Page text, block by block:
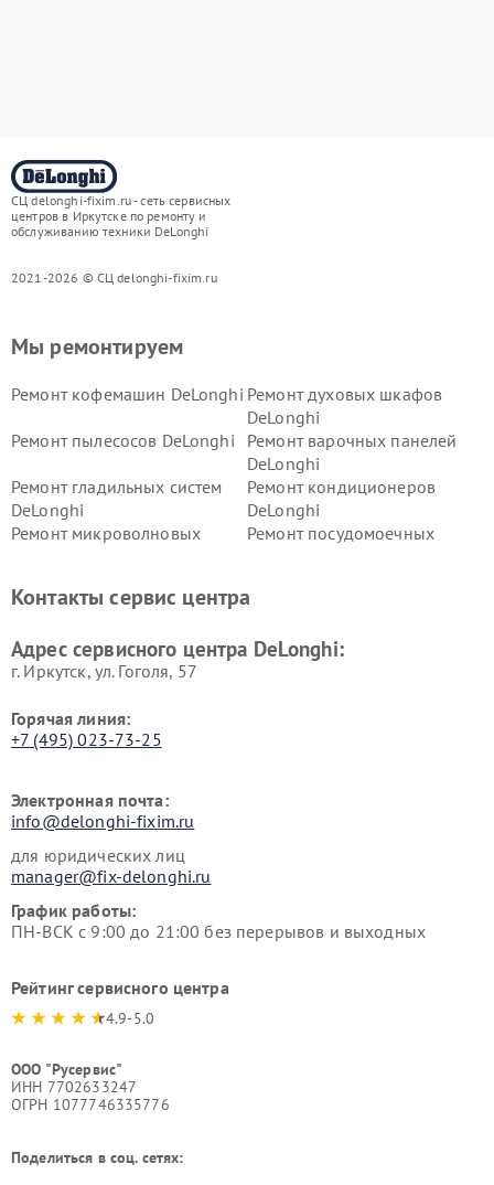
СЦ delonghi-fixim.ru - сеть сервисных
центров в Иркутске по ремонту и
обслуживанию техники DeLonghi
2021-2026 © СЦ delonghi-fixim.ru
Мы ремонтируем
Ремонт кофемашин DeLonghi Ремонт духовых шкафов
DeLonghi
Ремонт пылесосов DeLonghi
Ремонт варочных панелей
DeLonghi
Ремонт гладильных систем
DeLonghi
Ремонт кондиционеров
DeLonghi
Ремонт микроволновых
Ремонт посудомоечных
DeLonghi
DeLonghi
Контакты сервис центра
Адрес сервисного центра DeLonghi:
г. Иркутск, ул. ​Гоголя, 57
Горячая линия:
+7 (495) 023-73-25
Электронная почта:
info@delonghi-fixim.ru
для юридических лиц
manager@fix-delonghi.ru
График работы:
ПН-ВСК с 9:00 до 21:00 без перерывов и выходных
Рейтинг сервисного центра
4.9-5.0
ООО "Русервис"
ИНН 7702633247
ОГРН 1077746335776
Поделиться в соц. сетях: